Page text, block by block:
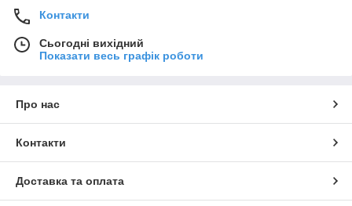
Контакти
Сьогодні вихідний
Показати весь графік роботи
Про нас
Контакти
Доставка та оплата